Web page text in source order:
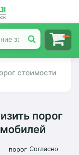
стоимости
порог
Согласно